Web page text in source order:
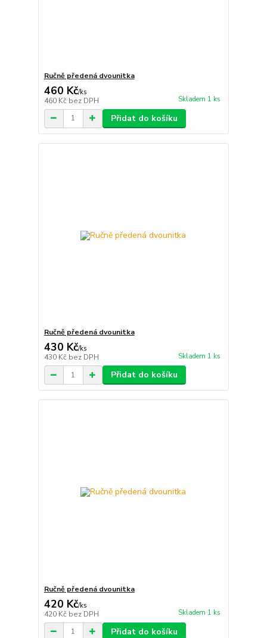
Ručně předená dvounitka
460 Kč/ks
460 Kč bez DPH Skladem 1 ks
Přidat do košíku
Ručně předená dvounitka
430 Kč/ks
430 Kč bez DPH Skladem 1 ks
Přidat do košíku
Ručně předená dvounitka
420 Kč/ks
420 Kč bez DPH Skladem 1 ks
Přidat do košíku